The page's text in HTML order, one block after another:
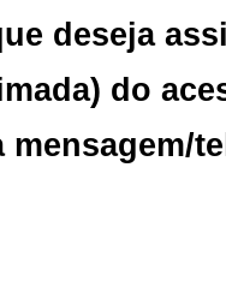
deseja
do
mensagem/